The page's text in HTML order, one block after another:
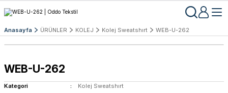
Anasayfa ÜRÜNLER KOLEJ Kolej Sweatshırt WEB-U-262
WEB-U-262
Kategori
Kolej Sweatshırt